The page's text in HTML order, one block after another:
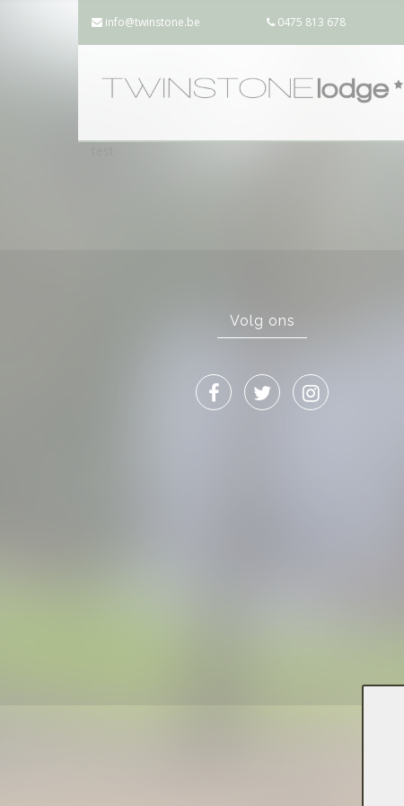
info@twinstone.be 0475 813 678
Volg ons